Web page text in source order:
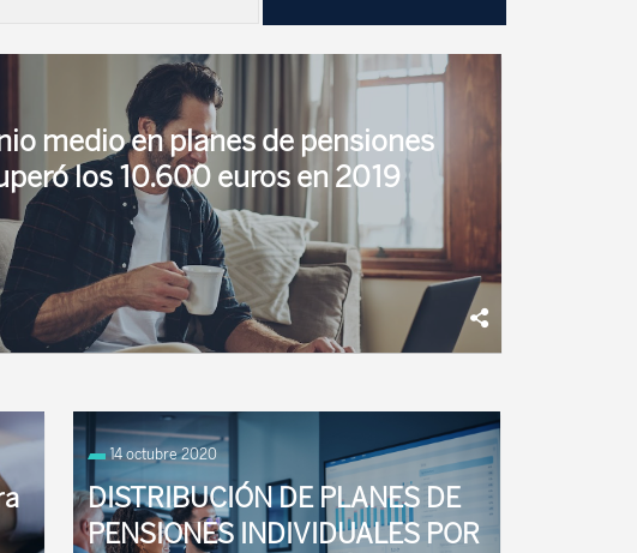
medio en planes de pensiones
los 10.600 euros en 2019
en planes de pensiones del sistema individual superó
cierre de 2019, lo que supone un crecimiento del 11,3%
...
14 octubre 2020
DISTRIBUCIÓN DE PLANES DE
PENSIONES INDIVIDUALES POR